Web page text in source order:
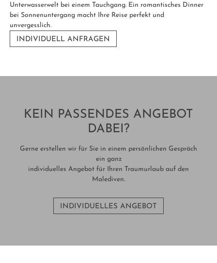
Unterwasserwelt bei einem Tauchgang. Ein romantisches Dinner
bei Sonnenuntergang macht Ihre Reise perfekt und
unvergesslich.
INDIVIDUELL ANFRAGEN
KEIN PASSENDES ANGEBOT
DABEI?
Gerne erstellen wir für Sie in einem persönlichen Gespräch
ein ganz
individuelles Angebot für Ihren Traumurlaub auf den
Malediven.
INDIVIDUELLES ANGEBOT